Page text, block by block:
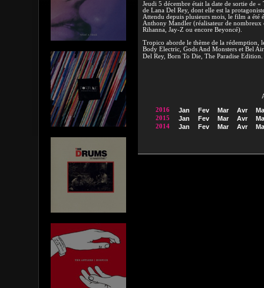
Jeudi 5 décembre était la date de sortie de
de Lana Del Rey, dont elle est la
Attendu depuis plusieurs mois, le film a été
Anthony Mandler (réalisateur de nombreux
Rihanna, Jay-Z ou encore Beyoncé).
Tropico aborde le thème de la rédemption,
Body Electric, Gods And Monsters et Bel
Del Rey, Born To Die, The Paradise Edition.
2016 Jan Fev Mar Avr
2015 Jan Fev Mar Avr
2014 Jan Fev Mar Avr